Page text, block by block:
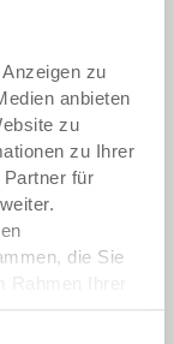
zu
anbieten
zu
zu Ihrer
für
die Sie